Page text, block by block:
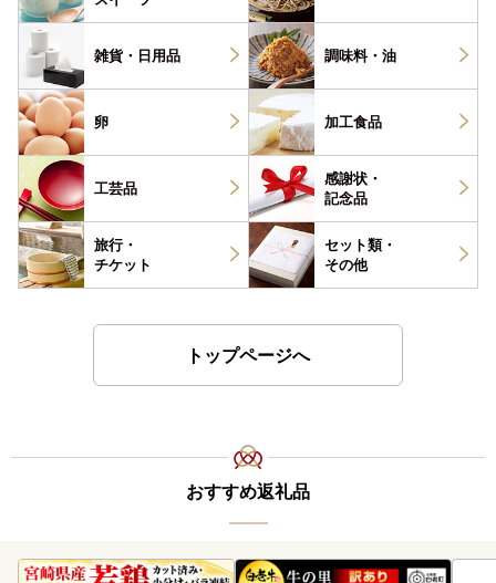
雑貨・ 日用品 調味料・ 油
卵 加工食品
工芸品
感謝状・
記念品
旅行・
チケット
セット類・
その他
トップページへ
おすすめ返礼品